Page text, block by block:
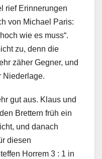
rief Erinnerungen
von Michael Paris:
wie es muss“.
zu, denn die
zäher Gegner, und
Niederlage.
gut aus. Klaus und
Brettern früh ein
und danach
diesen
Horrem 3 : 1 in